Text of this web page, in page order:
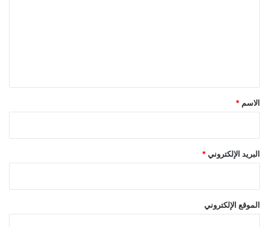
*
الاسم *
البريد الإلكتروني *
الموقع الإلكتروني